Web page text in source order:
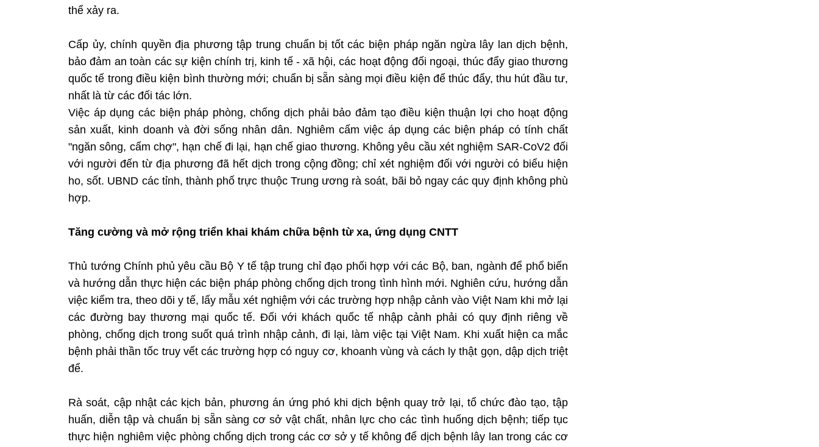
thể xảy ra.
Cấp ủy, chính quyền địa phương tập trung chuẩn bị tốt các biện pháp ngăn ngừa lây lan dịch bệnh,
bảo đảm an toàn các sự kiện chính trị, kinh tế - xã hội, các hoạt động đối ngoại, thúc đẩy giao thương
quốc tế trong điều kiện bình thường mới; chuẩn bị sẵn sàng mọi điều kiện để thúc đẩy, thu hút đầu tư,
nhất là từ các đối tác lớn.
Việc áp dụng các biện pháp phòng, chống dịch phải bảo đảm tạo điều kiện thuận lợi cho hoạt động
sản xuất, kinh doanh và đời sống nhân dân. Nghiêm cấm việc áp dụng các biện pháp có tính chất
"ngăn sông, cấm chợ", hạn chế đi lại, hạn chế giao thương. Không yêu cầu xét nghiệm SAR-CoV2 đối
với người đến từ địa phương đã hết dịch trong cộng đồng; chỉ xét nghiệm đối với người có biểu hiện
ho, sốt. UBND các tỉnh, thành phố trực thuộc Trung ương rà soát, bãi bỏ ngay các quy định không phù
hợp.
Tăng cường và mở rộng triển khai khám chữa bệnh từ xa, ứng dụng CNTT
Thủ tướng Chính phủ yêu cầu Bộ Y tế tập trung chỉ đạo phối hợp với các Bộ, ban, ngành để phổ biến
và hướng dẫn thực hiện các biện pháp phòng chống dịch trong tình hình mới. Nghiên cứu, hướng dẫn
việc kiểm tra, theo dõi y tế, lấy mẫu xét nghiệm với các trường hợp nhập cảnh vào Việt Nam khi mở lại
các đường bay thương mại quốc tế. Đối với khách quốc tế nhập cảnh phải có quy định riêng về
phòng, chống dịch trong suốt quá trình nhập cảnh, đi lại, làm việc tại Việt Nam. Khi xuất hiện ca mắc
bệnh phải thần tốc truy vết các trường hợp có nguy cơ, khoanh vùng và cách ly thật gọn, dập dịch triệt
để.
Rà soát, cập nhật các kịch bản, phương án ứng phó khi dịch bệnh quay trở lại, tổ chức đào tạo, tập
huấn, diễn tập và chuẩn bị sẵn sàng cơ sở vật chất, nhân lực cho các tình huống dịch bệnh; tiếp tục
thực hiện nghiêm việc phòng chống dịch trong các cơ sở y tế không để dịch bệnh lây lan trong các cơ